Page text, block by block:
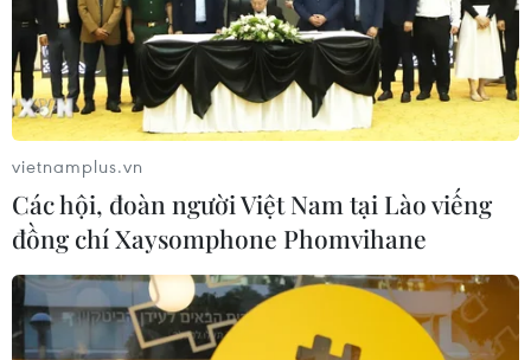
vietnamplus.vn
Các hội, đoàn người Việt Nam tại Lào viếng
đồng chí Xaysomphone Phomvihane